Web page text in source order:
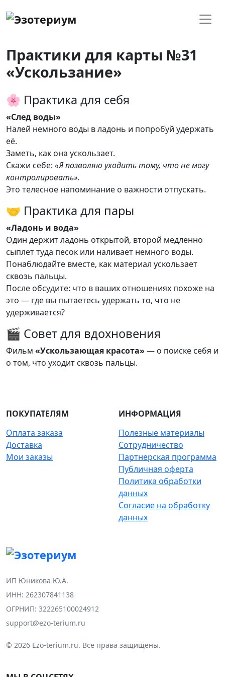
Практики для карты №31
«Ускользание»
🌸 Практика для себя
«След воды»
Налей немного воды в ладонь и попробуй удержать
её.
Заметь, как она ускользает.
Скажи себе: «Я позволяю уходить тому, что не могу
контролировать».
Это телесное напоминание о важности отпускать.
🤝 Практика для пары
«Ладонь и вода»
Один держит ладонь открытой, второй медленно
сыплет туда песок или наливает немного воды.
Понаблюдайте вместе, как материал ускользает
сквозь пальцы.
После обсудите: что в ваших отношениях похоже на
это — где вы пытаетесь удержать то, что не
удерживается?
🎬 Совет для вдохновения
Фильм «Ускользающая красота» — о поиске себя и
о том, что уходит сквозь пальцы.
ИП Юникова Ю.А.
ИНН: 262307841138
ОГРНИП: 322265100024912
support@ezo-terium.ru
© 2026 Ezo-terium.ru. Все права защищены.
ПОКУПАТЕЛЯМ
Оплата заказа
Доставка
Мои заказы
ИНФОРМАЦИЯ
Полезные материалы
Сотрудничество
Партнерская программа
Публичная оферта
Политика обработки
данных
Согласие на обработку
данных